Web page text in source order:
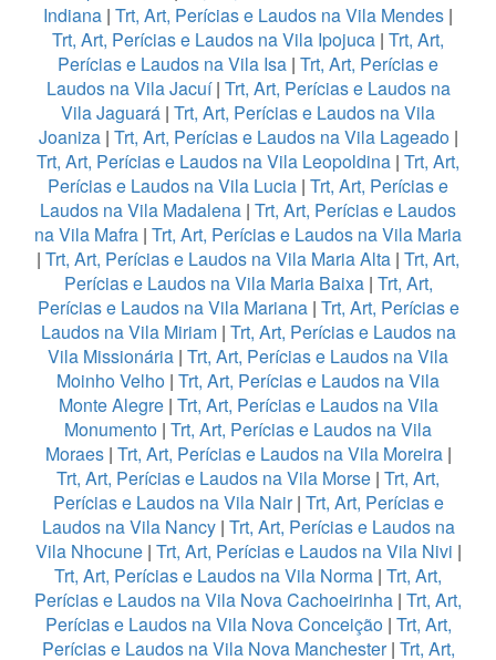
Indiana | Trt, Art, Perícias e Laudos na Vila Mendes |
Trt, Art, Perícias e Laudos na Vila Ipojuca | Trt, Art,
Perícias e Laudos na Vila Isa | Trt, Art, Perícias e
Laudos na Vila Jacuí| Trt, Art, Perícias e Laudos na
Vila Jaguará | Trt, Art, Perícias e Laudos na Vila
Joaniza| Trt, Art, Perícias e Laudos na Vila Lageado|
Trt, Art, Perícias e Laudos na Vila Leopoldina | Trt, Art,
Perícias e Laudos na Vila Lucia | Trt, Art, Perícias e
Laudos na Vila Madalena | Trt, Art, Perícias e Laudos
na Vila Mafra | Trt, Art, Perícias e Laudos na Vila Maria
| Trt, Art, Perícias e Laudos na Vila Maria Alta | Trt, Art,
Perícias e Laudos na Vila Maria Baixa| Trt, Art,
Perícias e Laudos na Vila Mariana| Trt, Art, Perícias e
Laudos na Vila Miriam| Trt, Art, Perícias e Laudos na
Vila Missionária | Trt, Art, Perícias e Laudos na Vila
Moinho Velho | Trt, Art, Perícias e Laudos na Vila
Monte Alegre| Trt, Art, Perícias e Laudos na Vila
Monumento | Trt, Art, Perícias e Laudos na Vila
Moraes| Trt, Art, Perícias e Laudos na Vila Moreira|
Trt, Art, Perícias e Laudos na Vila Morse | Trt, Art,
Perícias e Laudos na Vila Nair| Trt, Art, Perícias e
Laudos na Vila Nancy| Trt, Art, Perícias e Laudos na
Vila Nhocune| Trt, Art, Perícias e Laudos na Vila Nivi |
Trt, Art, Perícias e Laudos na Vila Norma | Trt, Art,
Perícias e Laudos na Vila Nova Cachoeirinha | Trt, Art,
Perícias e Laudos na Vila Nova Conceição| Trt, Art,
Perícias e Laudos na Vila Nova Manchester| Trt, Art,